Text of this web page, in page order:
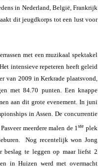
in Nederland, België, Frankrijk
dit jeugdkorps tot een lust voor
met een muzikaal spektakel
intensieve repeteren heeft geleid
van 2009 in Kerkrade plaatsvond,
met 84.70 punten. Een knappe
aan dit grote evenement. In juni
in Assen. De concurrentie
meerdere malen de 1ste plek
Nog recentelijk won Jong
beslag te leggen op maar liefst 2
in Huizen werd met overmacht